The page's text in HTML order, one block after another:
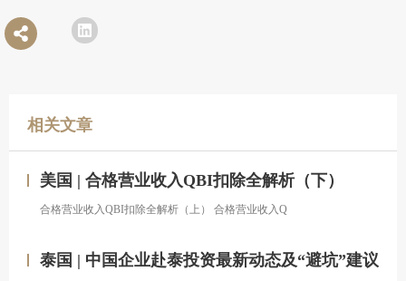
相关文章
美国 | 合格营业收入QBI扣除全解析（下）
合格营业收入QBI扣除全解析（上） 合格营业收入Q
泰国 | 中国企业赴泰投资最新动态及“避坑”建议